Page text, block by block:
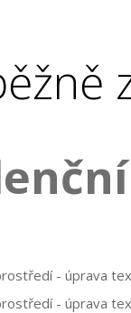
- úprava
- úprava